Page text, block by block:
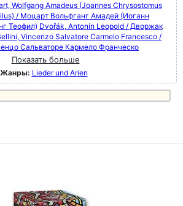
Wolfgang Amadeus (Joannes Chrysostomus
/ Моцарт Вольфганг Амадей (Иоганн
Теофил) Dvořák, Antonín Leopold / Дворжак
Vincenzo Salvatore Carmelo Francesco /
Сальваторе Кармело Франческо
Показать больше
Жанры: Lieder und Arien